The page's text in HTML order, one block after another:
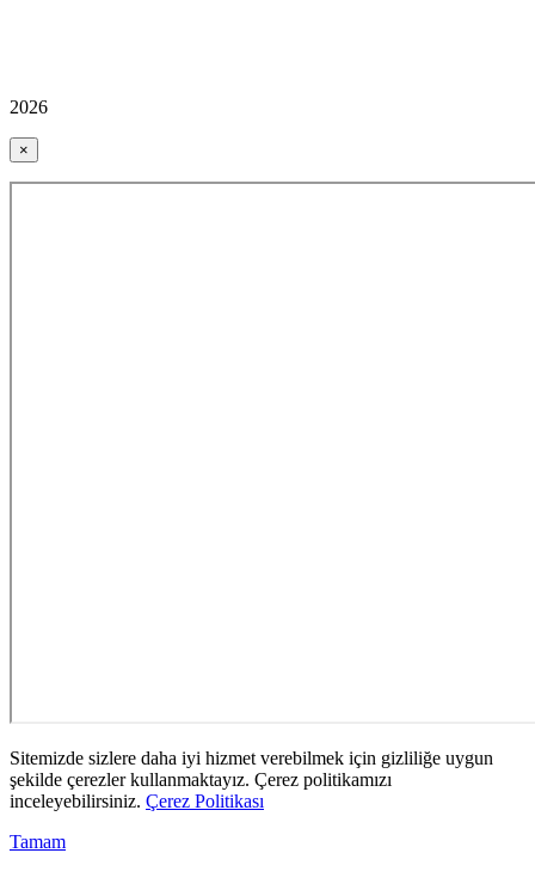
2026
×
Sitemizde sizlere daha iyi hizmet verebilmek için gizliliğe uygun
şekilde çerezler kullanmaktayız. Çerez politikamızı
inceleyebilirsiniz. Çerez Politikası
Tamam